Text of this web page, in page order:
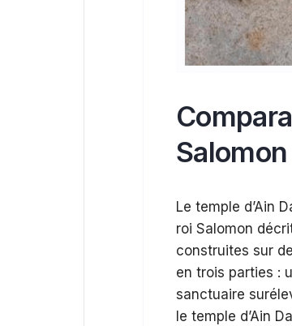
Salomon
Le temple d’Ain
roi Salomon
construites sur
en trois parties :
sanctuaire
le temple d’Ain